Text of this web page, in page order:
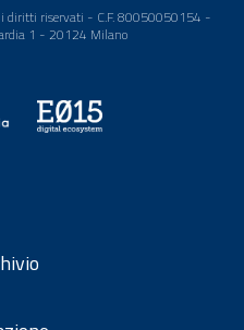
diritti riservati - C.F. 80050050154 -
1 - 20124 Milano